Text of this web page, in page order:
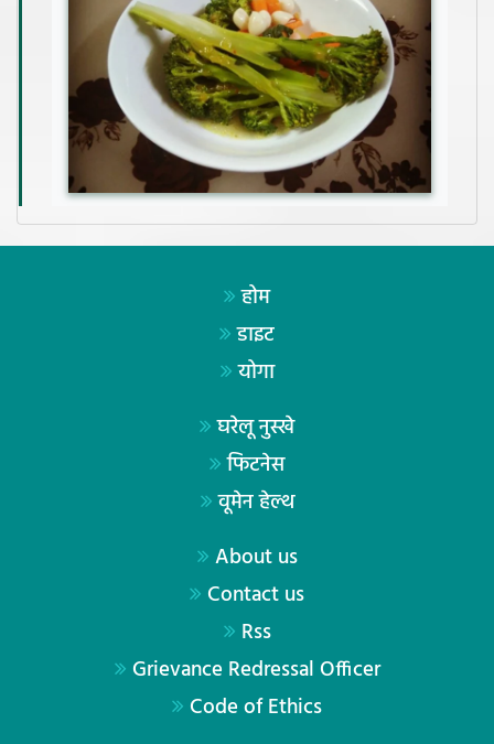
होम
डाइट
योगा
घरेलू नुस्खे
फिटनेस
वूमेन हेल्थ
About us
Contact us
Rss
Grievance Redressal Officer
Code of Ethics